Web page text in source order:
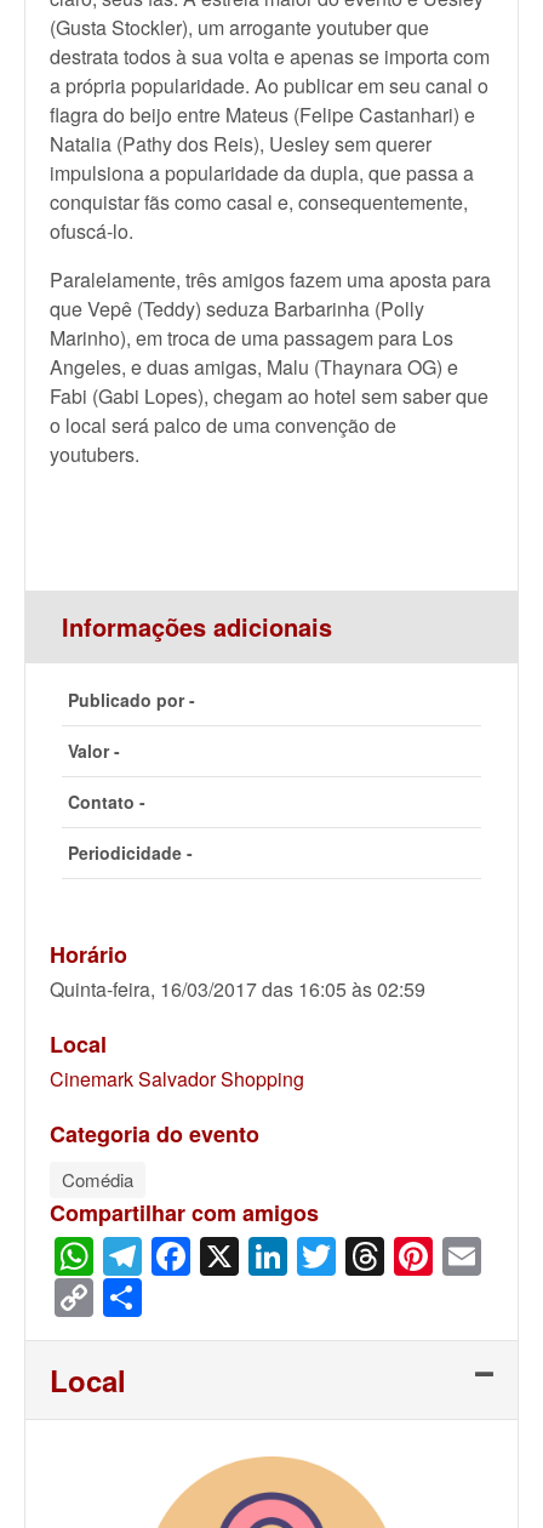
(Gusta Stockler), um arrogante youtuber que
destrata todos à sua volta e apenas se importa com
a própria popularidade. Ao publicar em seu canal o
flagra do beijo entre Mateus (Felipe Castanhari) e
Natalia (Pathy dos Reis), Uesley sem querer
impulsiona a popularidade da dupla, que passa a
conquistar fãs como casal e, consequentemente,
ofuscá-lo.
Paralelamente, três amigos fazem uma aposta para
que Vepê (Teddy) seduza Barbarinha (Polly
Marinho), em troca de uma passagem para Los
Angeles, e duas amigas, Malu (Thaynara OG) e
Fabi (Gabi Lopes), chegam ao hotel sem saber que
o local será palco de uma convenção de
youtubers.
Informações adicionais
Publicado por -
Valor -
Contato -
Periodicidade -
Horário
Quinta-feira, 16/03/2017 das 16:05 às 02:59
Local
Cinemark Salvador Shopping
Categoria do evento
Comédia
Compartilhar com amigos
WhatsApp
Telegram
Facebook
X LinkedIn
Twitter
Threads
Copy
Link
Local